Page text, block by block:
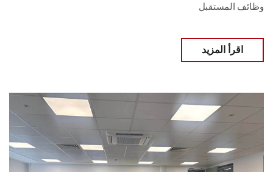
وظائف المستقبل
اقرأ المزيد